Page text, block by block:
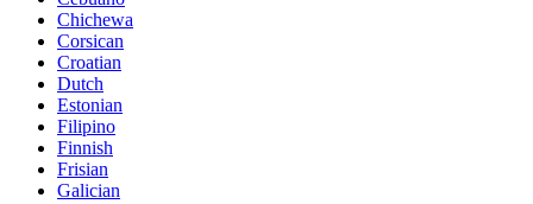
Chichewa
Corsican
Croatian
Dutch
Estonian
Filipino
Finnish
Frisian
Galician